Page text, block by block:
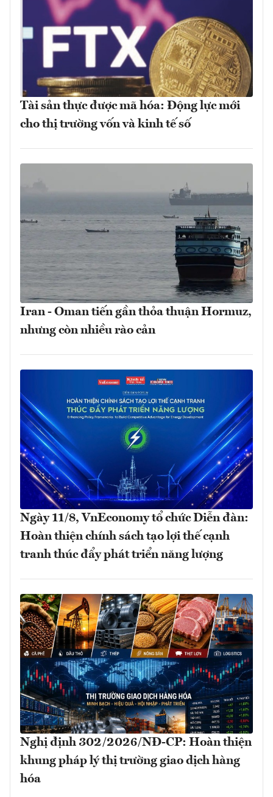
Tài sản thực được mã hóa: Động lực mới
cho thị trường vốn và kinh tế số
Iran - Oman tiến gần thỏa thuận Hormuz,
nhưng còn nhiều rào cản
Ngày 11/8, VnEconomy tổ chức Diễn đàn:
Hoàn thiện chính sách tạo lợi thế cạnh
tranh thúc đẩy phát triển năng lượng
Nghị định 302/2026/NĐ-CP: Hoàn thiện
khung pháp lý thị trường giao dịch hàng
hóa